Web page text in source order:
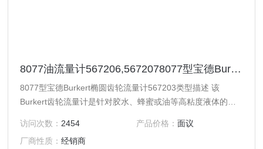
8077油流量计567206,5672078077型宝德Burkert椭圆齿轮流量计567203
8077型宝德Burkert椭圆齿轮流量计567203类型描述 该
Burkert齿轮流量计是针对胶水、蜂蜜或油等高粘度液体的测
和8619变送器连接，以实现更多功能。德国Burkert低流量传
感器的设计是基于椭圆齿轮原理，经验证体积流量测量方法精
访问次数： 2454 产品价格： 面议
厂商性质：经销商